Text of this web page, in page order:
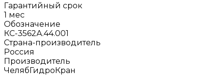
Гарантийный срок
1 мес
Обозначение
КС-3562А.44.001
Страна-производитель
Россия
Производитель
ЧелябГидроКран